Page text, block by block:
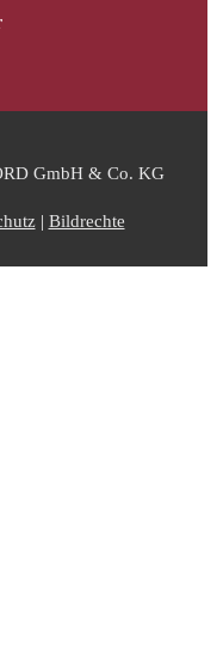
GmbH & Co. KG
| Bildrechte